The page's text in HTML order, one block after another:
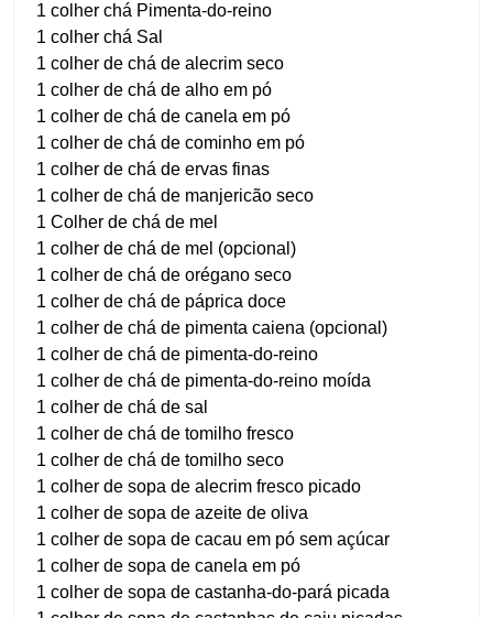
1 colher chá Pimenta-do-reino
1 colher chá Sal
1 colher de chá de alecrim seco
1 colher de chá de alho em pó
1 colher de chá de canela em pó
1 colher de chá de cominho em pó
1 colher de chá de ervas finas
1 colher de chá de manjericão seco
1 Colher de chá de mel
1 colher de chá de mel (opcional)
1 colher de chá de orégano seco
1 colher de chá de páprica doce
1 colher de chá de pimenta caiena (opcional)
1 colher de chá de pimenta-do-reino
1 colher de chá de pimenta-do-reino moída
1 colher de chá de sal
1 colher de chá de tomilho fresco
1 colher de chá de tomilho seco
1 colher de sopa de alecrim fresco picado
1 colher de sopa de azeite de oliva
1 colher de sopa de cacau em pó sem açúcar
1 colher de sopa de canela em pó
1 colher de sopa de castanha-do-pará picada